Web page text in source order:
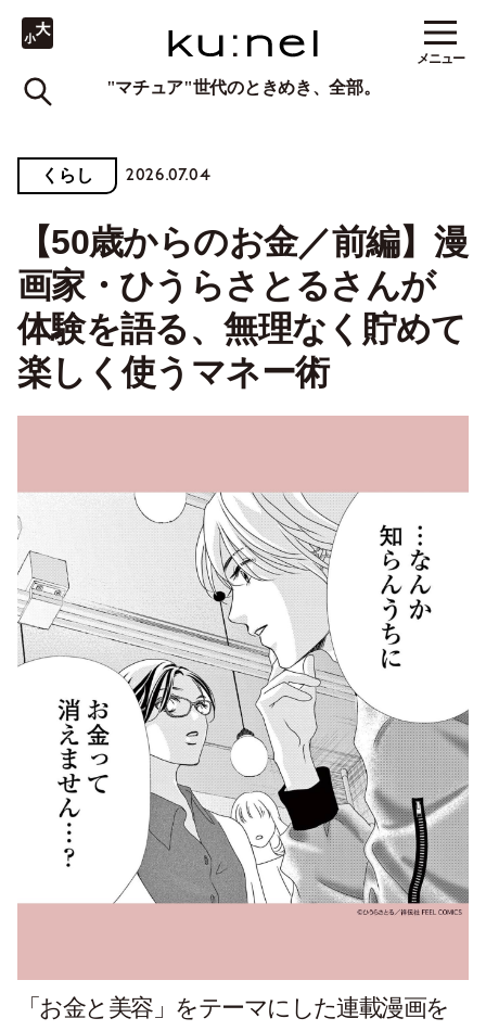
"マチュア"世代のときめき、全部。
メニュー
くらし 2026.07.04
【50歳からのお金／前編】漫
画家・ひうらさとるさんが
体験を語る、無理なく貯めて
楽しく使うマネー術
「お金と美容」をテーマにした連載漫画を